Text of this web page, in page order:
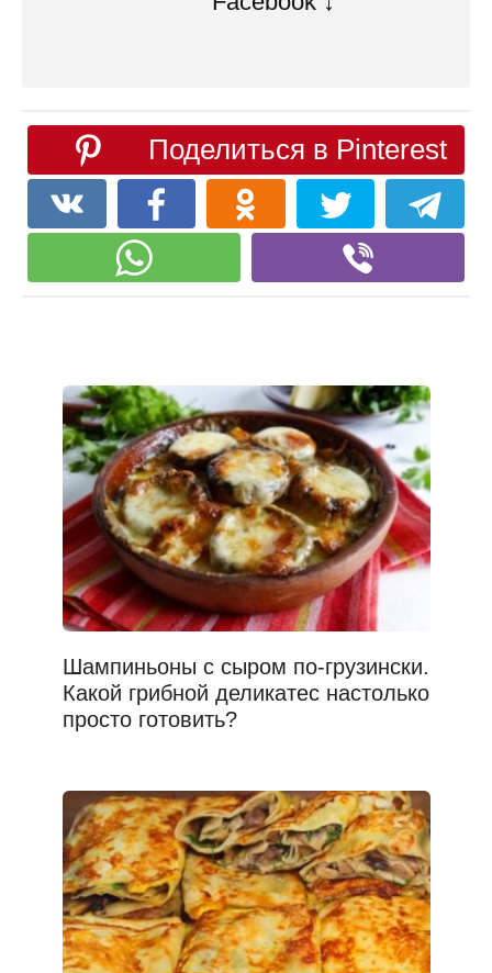
Поделиться в Pinterest
Шампиньоны с сыром по-грузински.
Какой грибной деликатес настолько
просто готовить?